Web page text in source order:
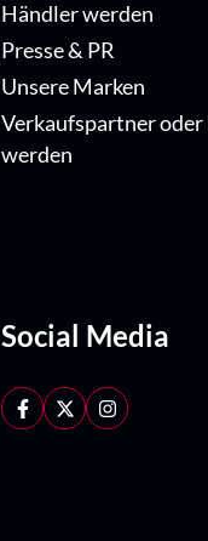
Händler werden
Presse & PR
Unsere Marken
Verkaufspartner
werden
Social Media